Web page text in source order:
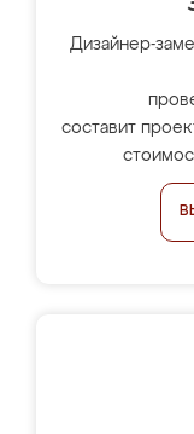
Дизайнер-
составит